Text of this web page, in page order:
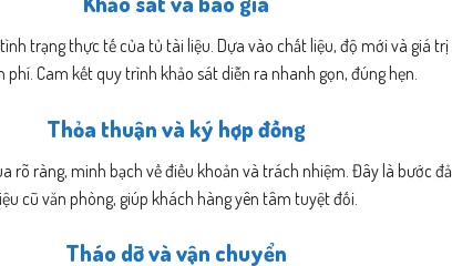
trạng thực tế của tủ tài liệu. Dựa vào chất liệu, độ mới và giá
phí. Cam kết quy trình khảo sát diễn ra nhanh gọn, đúng hẹn.
Thỏa thuận và ký hợp đồng
rõ ràng, minh bạch về điều khoản và trách nhiệm. Đây là bước
cũ văn phòng, giúp khách hàng yên tâm tuyệt đối.
Tháo dỡ và vận chuyển